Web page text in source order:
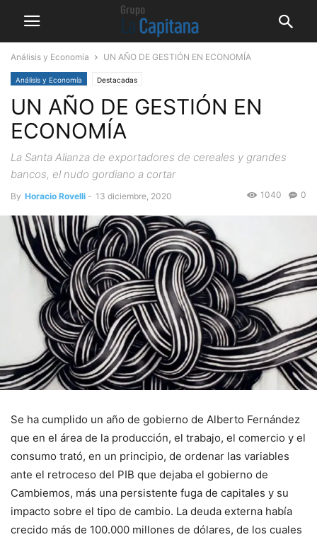
Análisis y Economía UN AÑO DE GESTIÓN EN ECONOMÍA
Análisis y Economía Destacadas
UN AÑO DE GESTIÓN EN
ECONOMÍA
La Santa Alianza de exportadores de cereales y grandes
bancos, el nudo gordiano a cortar
By Horacio Rovelli - 13 diciembre, 2020 0
1040
Se ha cumplido un año de gobierno de Alberto Fernández
que en el área de la producción, el trabajo, el comercio y el
consumo trató, en un principio, de ordenar las variables
ante el retroceso del PIB que dejaba el gobierno de
Cambiemos, más una persistente fuga de capitales y su
impacto sobre el tipo de cambio. La deuda externa había
crecido más de 100.000 millones de dólares, de los cuales